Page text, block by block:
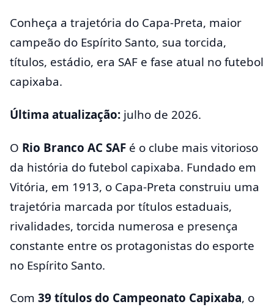
Conheça a trajetória do Capa-Preta, maior
campeão do Espírito Santo, sua torcida,
títulos, estádio, era SAF e fase atual no futebol
capixaba.
Última atualização: julho de 2026.
O Rio Branco AC SAF é o clube mais vitorioso
da história do futebol capixaba. Fundado em
Vitória, em 1913, o Capa-Preta construiu uma
trajetória marcada por títulos estaduais,
rivalidades, torcida numerosa e presença
constante entre os protagonistas do esporte
no Espírito Santo.
Com 39 títulos do Campeonato Capixaba, o